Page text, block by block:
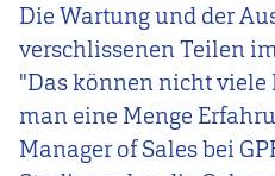
Die Wartung und der
verschlissenen Teilen
"Das können nicht
man eine Menge
Manager of Sales bei